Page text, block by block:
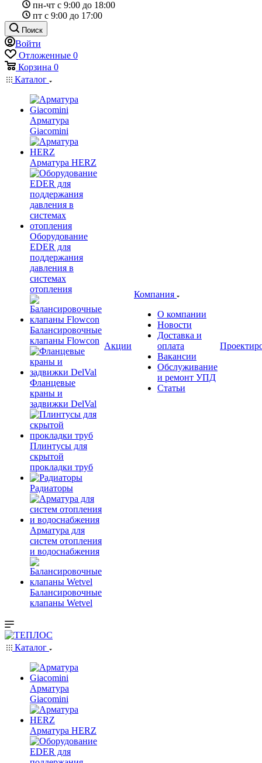
пн-чт с 9:00 до 18:00
пт с 9:00 до 17:00
Поиск
Войти
Отложенные 0
Корзина 0
Каталог
Арматура
Giacomini
Арматура HERZ
Оборудование
EDER для
поддержания
давления в
системах
отопления
Балансировочные
клапаны Flowcon
Фланцевые
краны и
задвижки DelVal
Плинтусы для
скрытой
прокладки труб
Радиаторы
Арматура для
систем отопления
и водоснабжения
Балансировочные
клапаны Wetvel
Акции
Компания
О компании
Новости
Доставка и
оплата
Вакансии
Обслуживание
и ремонт УПД
Статьи
Каталог
Арматура
Giacomini
Арматура HERZ